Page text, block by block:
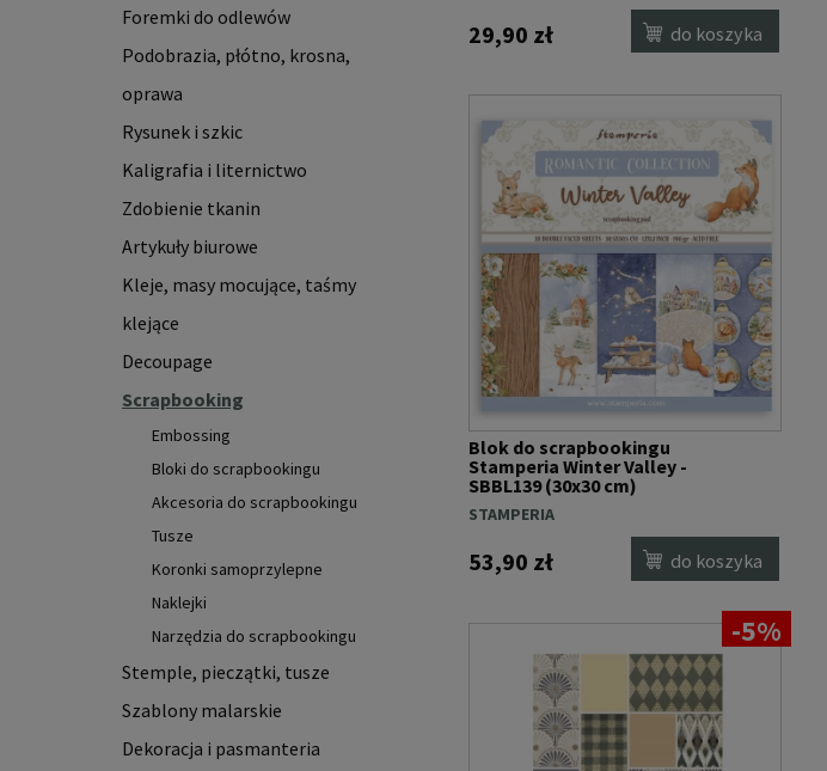
Foremki do odlewów
Podobrazia, płótno, krosna,
oprawa
Rysunek i szkic
Kaligrafia i liternictwo
Zdobienie tkanin
Artykuły biurowe
Kleje, masy mocujące, taśmy
klejące
Decoupage
Scrapbooking
Embossing
Bloki do scrapbookingu
Akcesoria do scrapbookingu
Tusze
Koronki samoprzylepne
Naklejki
Narzędzia do scrapbookingu
Stemple, pieczątki, tusze
Szablony malarskie
Dekoracja i pasmanteria
29,90 zł do koszyka
Blok do scrapbookingu
Stamperia Winter Valley -
SBBL139 (30x30 cm)
STAMPERIA
53,90 zł do koszyka
-5%